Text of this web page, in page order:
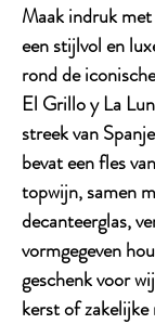
Maak indruk
een stijlvol en
rond de
El Grillo y La
streek van
bevat een fles
topwijn, samen
decanteerglas,
vormgegeven
geschenk voor
kerst of zakelijke